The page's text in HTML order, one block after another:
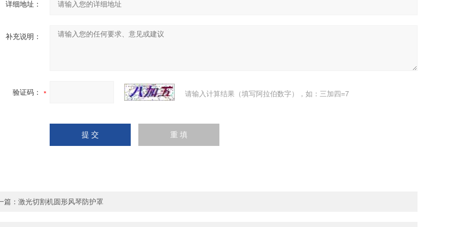
详细地址：
补充说明：
验证码： 请输入计算结果（填写阿拉伯数字），如：三加四=7
篇： 激光切割机圆形风琴防护罩